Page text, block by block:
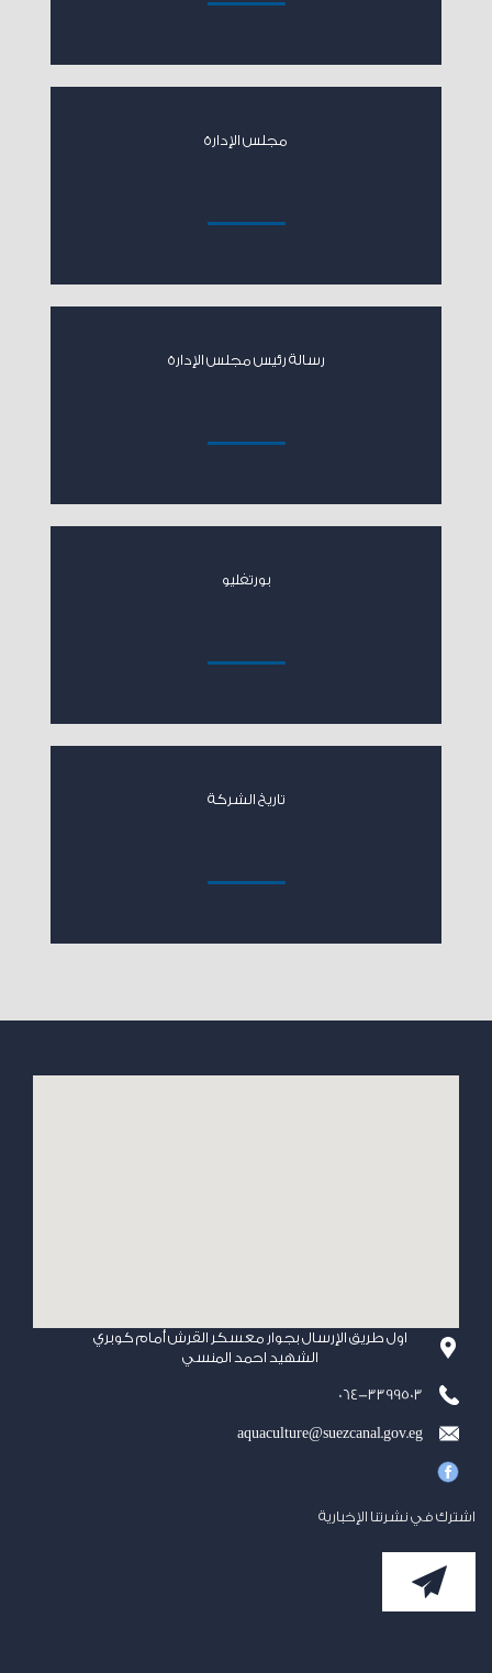
مجلس الإدارة
رسالة رئيس مجلس الإدارة
بورتفليو
تاريخ الشركة
اول طريق الإرسال بجوار معسكر القرش أمام كوبري
الشهيد احمد المنسي
064-3399503
aquaculture@suezcanal.gov.eg
اشترك في نشرتنا الإخبارية